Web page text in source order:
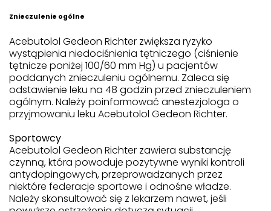
Znieczulenie ogólne
Acebutolol Gedeon Richter zwiększa ryzyko
wystąpienia niedociśnienia tętniczego (ciśnienie
tętnicze poniżej 100/60 mm Hg) u pacjentów
poddanych znieczuleniu ogólnemu. Zaleca się
odstawienie leku na 48 godzin przed znieczuleniem
ogólnym. Należy poinformować anestezjologa o
przyjmowaniu leku Acebutolol Gedeon Richter.
Sportowcy
Acebutolol Gedeon Richter zawiera substancję
czynną, która powoduje pozytywne wyniki kontroli
antydopingowych, przeprowadzanych przez
niektóre federacje sportowe i odnośne władze.
Należy skonsultować się z lekarzem nawet, jeśli